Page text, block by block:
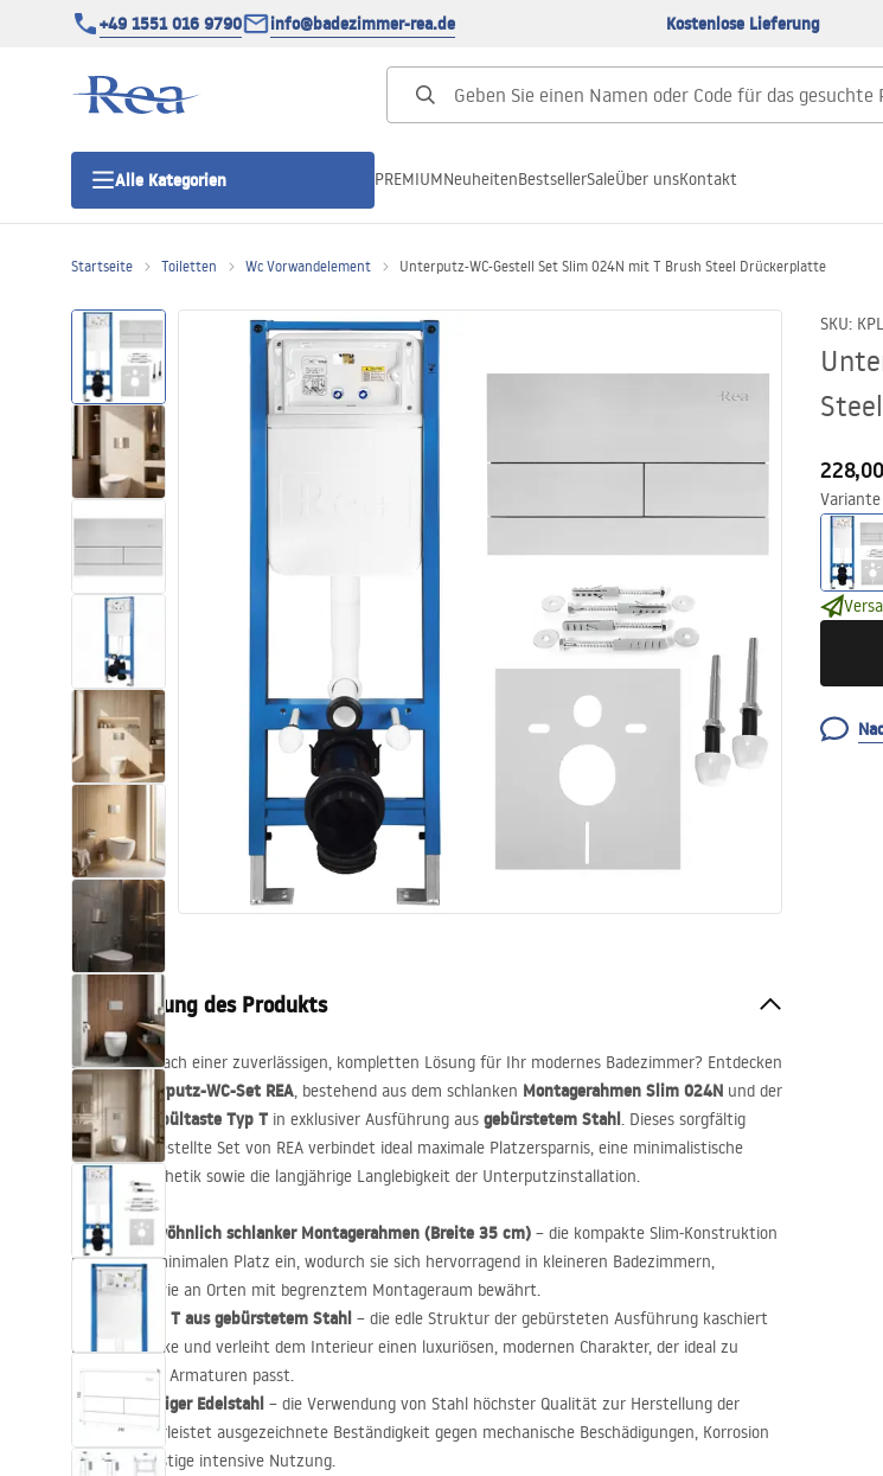
+49 1551 016 9790 info@badezimmer-rea.de Kostenlose Lieferung
Alle Kategorien
Duschtüren
Duschwannen
Duschrinnen
Toiletten
Wannen und
Badewannenaufsätze
Badarmaturen
Duschen
Küche
Badezimmerzubehör und Möbel
PREMIUMNeuheitenBestsellerSaleÜber unsKontakt
Startseite Toiletten Wc Vorwandelement Unterputz-WC-Gestell Set Slim 024N mit T Brush Steel Drückerplatte
SKU:
Beschreibung des Produkts
Suchen Sie nach einer zuverlässigen, kompletten Lösung für Ihr modernes Badezimmer? Entdecken
Sie das
Unterputz-WC-Set REA, bestehend aus dem schlanken Montagerahmen Slim 024N und der
passenden Spültaste Typ T in exklusiver Ausführung aus gebürstetem Stahl. Dieses sorgfältig
zusammengestellte Set von REA verbindet ideal maximale Platzersparnis, eine minimalistische
Premium-Ästhetik sowie die langjährige Langlebigkeit der Unterputzinstallation.
Außergewöhnlich schlanker Montagerahmen (Breite 35 cm) – die kompakte Slim-Konstruktion
nimmt nur minimalen Platz ein, wodurch sie sich hervorragend in kleineren Badezimmern,
Toiletten sowie an Orten mit begrenztem Montageraum bewährt.
Taste Typ T aus gebürstetem Stahl – die edle Struktur der gebürsteten Ausführung kaschiert
Fingerabdrücke und verleiht dem Interieur einen luxuriösen, modernen Charakter, der ideal zu
zeitgemäßen Armaturen passt.
Hochwertiger Edelstahl – die Verwendung von Stahl höchster Qualität zur Herstellung der
Taste gewährleistet ausgezeichnete Beständigkeit gegen mechanische Beschädigungen, Korrosion
sowie langfristige intensive Nutzung.